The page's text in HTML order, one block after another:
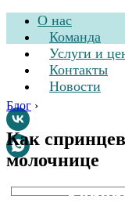
О нас
Команда
Услуги и
Контакты
Новости
Блог ›
Как
молочнице